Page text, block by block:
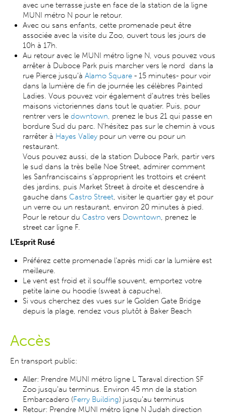
avec une terrasse juste en face de la station de la ligne
MUNI métro N pour le retour.
Avec ou sans enfants, cette promenade peut être
associée avec la visite du Zoo, ouvert tous les jours de
10h à 17h.
Au retour avec le MUNI métro ligne N, vous pouvez vous
arrêter à Duboce Park puis marcher vers le nord dans la
rue Pierce jusqu’à Alamo Square - 15 minutes- pour voir
dans la lumière de fin de journée les célèbres Painted
Ladies. Vous pouvez voir également d'autres très belles
maisons victoriennes dans tout le quatier. Puis, pour
rentrer vers le downtown, prenez le bus 21 qui passe en
bordure Sud du parc. N'hésitez pas sur le chemin à vous
rarrêter à Hayes Valley pour un verre ou pour un
restaurant.
Vous pouvez aussi, de la station Duboce Park, partir vers
le sud dans la très belle Noe Street, admirer comment
les Sanfranciscains s’approprient les trottoirs et créent
des jardins, puis Market Street à droite et descendre à
gauche dans Castro Street, visiter le quartier gay et pour
un verre ou un restaurant, environ 20 minutes à pied.
Pour le retour du Castro vers Downtown, prenez le
street car ligne F.
L’Esprit Rusé
Préférez cette promenade l'après midi car la lumière est
meilleure.
Le vent est froid et il souffle souvent, emportez votre
petite laine ou hoodie (sweat à capuche).
Si vous cherchez des vues sur le Golden Gate Bridge
depuis la plage, rendez vous plutôt à Baker Beach
Accès
En transport public:
Aller: Prendre MUNI métro ligne L Taraval direction SF
Zoo jusqu’au terminus. Environ 45 mn de la station
Embarcadero (Ferry Building) jusqu’au terminus
Retour: Prendre MUNI métro ligne N Judah direction